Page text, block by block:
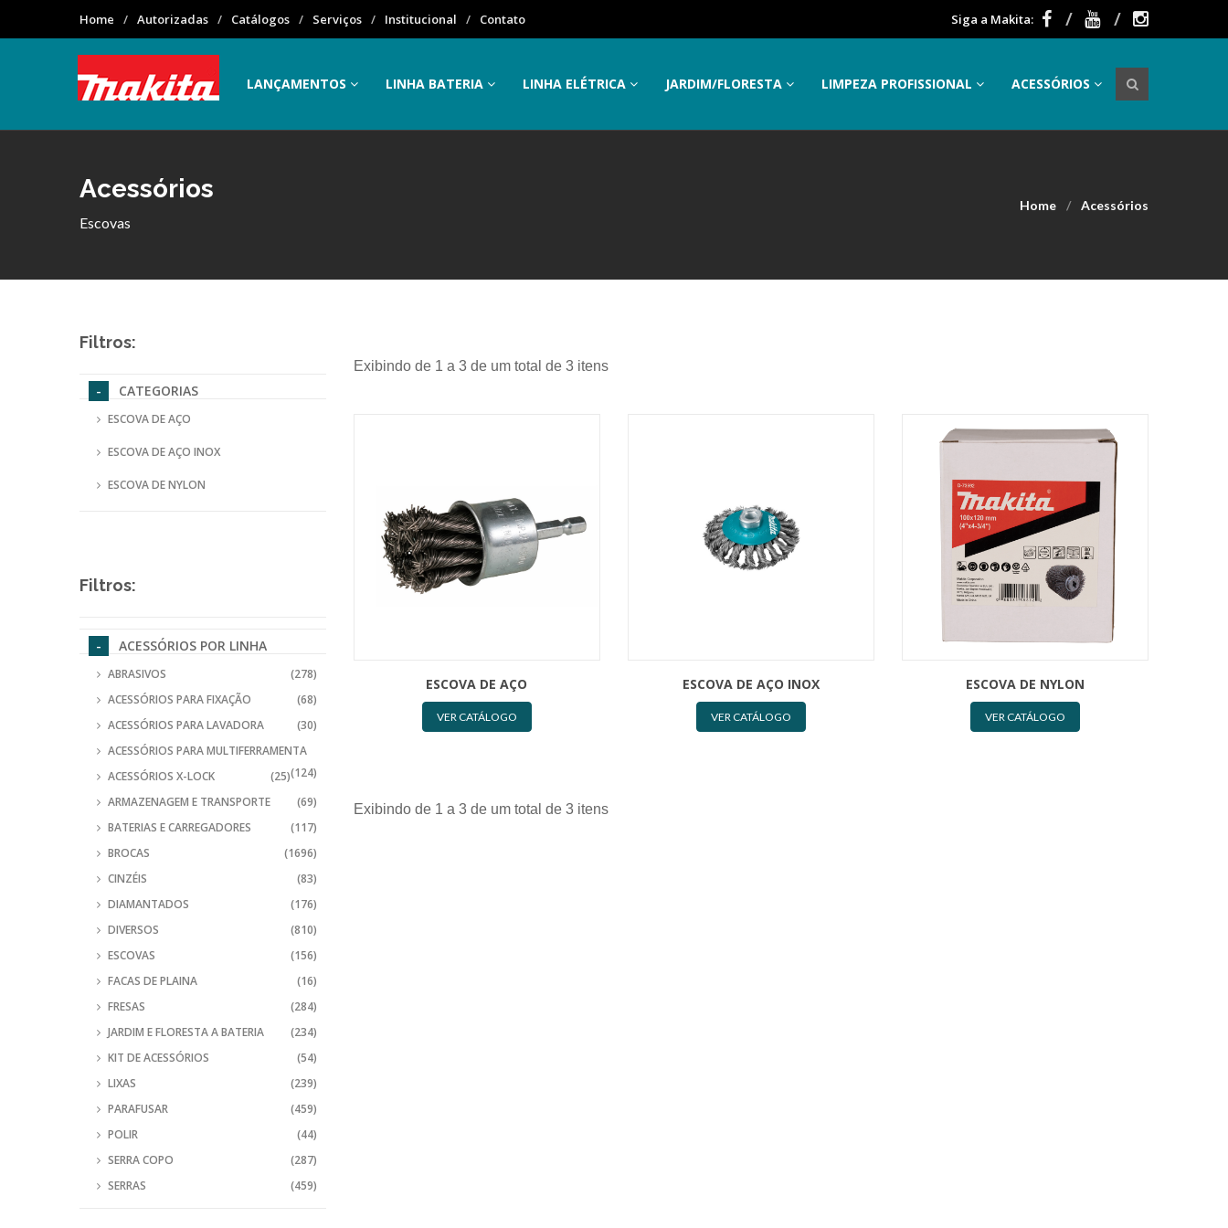
Home Autorizadas Catálogos Serviços Institucional Contato Siga a Makita:
LANÇAMENTOS LINHA BATERIA LINHA ELÉTRICA JARDIM/FLORESTA LIMPEZA PROFISSIONAL ACESSÓRIOS
Acessórios
Escovas
Home Acessórios
Filtros:
CATEGORIAS
ESCOVA DE AÇO
ESCOVA DE AÇO INOX
ESCOVA DE NYLON
Filtros:
ACESSÓRIOS POR LINHA
ABRASIVOS
(278)
ACESSÓRIOS PARA FIXAÇÃO
(68)
ACESSÓRIOS PARA LAVADORA
(30)
ACESSÓRIOS PARA MULTIFERRAMENTA
(124)
ACESSÓRIOS X-LOCK
(25)
ARMAZENAGEM E TRANSPORTE
(69)
BATERIAS E CARREGADORES
(117)
BROCAS
(1696)
CINZÉIS
(83)
DIAMANTADOS
(176)
DIVERSOS
(810)
ESCOVAS
(156)
FACAS DE PLAINA
(16)
FRESAS
(284)
JARDIM E FLORESTA A BATERIA
(234)
KIT DE ACESSÓRIOS
(54)
LIXAS
(239)
PARAFUSAR
(459)
POLIR
(44)
SERRA COPO
(287)
SERRAS
(459)
Exibindo de 1 a 3 de um total de 3 itens
ESCOVA DE AÇO
VER CATÁLOGO
ESCOVA DE AÇO INOX
VER CATÁLOGO
ESCOVA DE NYLON
VER CATÁLOGO
Exibindo de 1 a 3 de um total de 3 itens